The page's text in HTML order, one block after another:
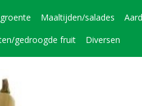
Maaltijden/salades
gedroogde fruit Diversen